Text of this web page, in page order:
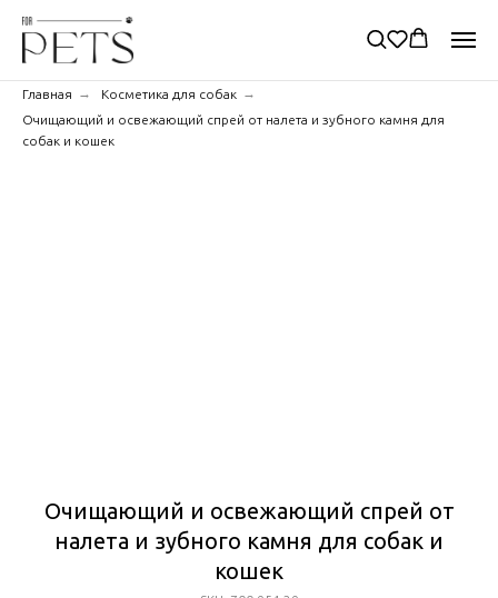
Главная → Косметика для собак →
Очищающий и освежающий спрей от налета и зубного камня для
собак и кошек
Очищающий и освежающий спрей от
налета и зубного камня для собак и
кошек